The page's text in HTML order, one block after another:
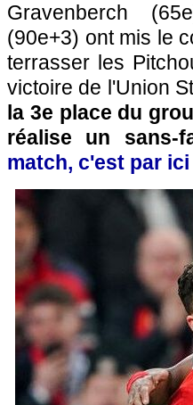
Gravenberch
(90e+3) ont mis le
terrasser les
victoire de l'Union
la 3e place du
réalise un sans-
match, c'est par ici